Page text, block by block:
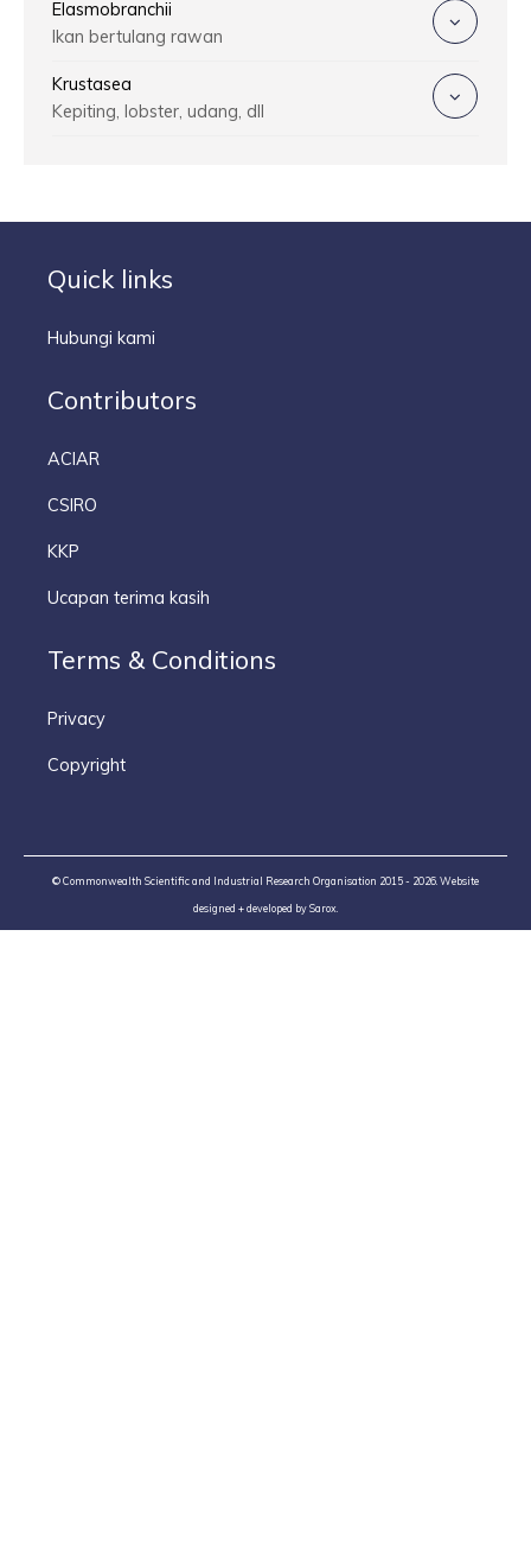
Elasmobranchii
Ikan bertulang rawan
Krustasea
Kepiting, lobster, udang, dll
Quick links
Hubungi kami
Contributors
ACIAR
CSIRO
KKP
Ucapan terima kasih
Terms & Conditions
Privacy
Copyright
© Commonwealth Scientific and Industrial Research Organisation 2015 - 2026. Website
designed + developed bySarox